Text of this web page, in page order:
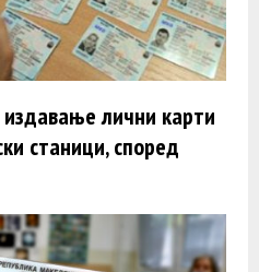
лични карти
станици, според